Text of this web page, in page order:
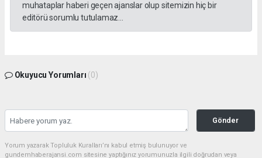
muhataplar haberi geçen ajanslar olup sitemizin hiç bir
editörü sorumlu tutulamaz...
Okuyucu Yorumları (0)
Gönder
Yorum yazarak Topluluk Kuralları’nı kabul etmiş bulunuyor ve
gundemhaberajansi.com sitesine yaptığınız yorumunuzla ilgili doğrudan veya